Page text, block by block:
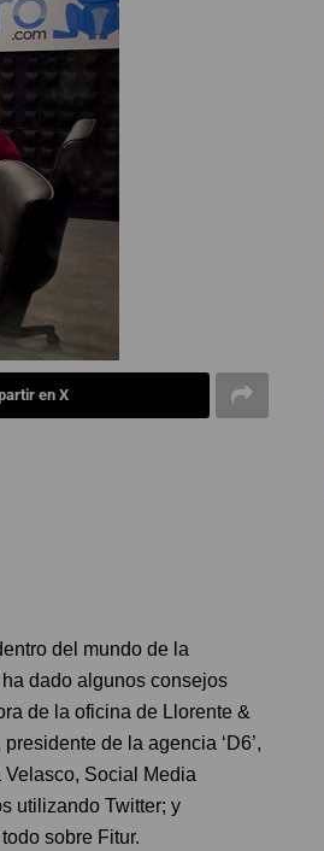
en X
del mundo de la
dado algunos consejos
de la oficina de Llorente &
de la agencia ‘D6’,
Social Media
utilizando Twitter; y
sobre Fitur.